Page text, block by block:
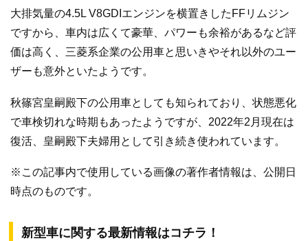
大排気量の4.5L V8GDIエンジンを横置きしたFFリムジン
ですから、車内は広くて豪華、パワーも余裕があるなど評
価は高く、三菱系企業の公用車と思いきやそれ以外のユー
ザーも意外といたようです。
秋篠宮皇嗣殿下の公用車としても知られており、状態悪化
で車検切れな時期もあったようですが、2022年2月現在は
復活、皇嗣殿下夫婦用として引き続き使われています。
※この記事内で使用している画像の著作者情報は、公開日
時点のものです。
新型車に関する最新情報はコチラ！